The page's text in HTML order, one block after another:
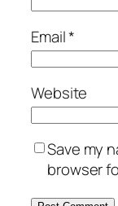
Email*
Website
Save my
browser